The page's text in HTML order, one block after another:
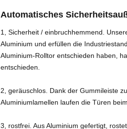
Automatisches
1, Sicherheit / einbruchhemmend.
Aluminium und erfüllen die
Aluminium-Rolltor entschieden haben,
entschieden.
2, geräuschlos. Dank der Gummileiste
Aluminiumlamellen laufen die Türen
3, rostfrei. Aus Aluminium gefertigt,